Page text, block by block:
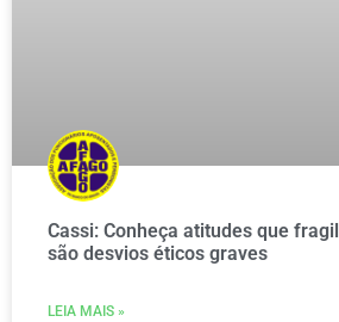
Cassi: Conheça atitudes que
são desvios éticos graves
LEIA MAIS »